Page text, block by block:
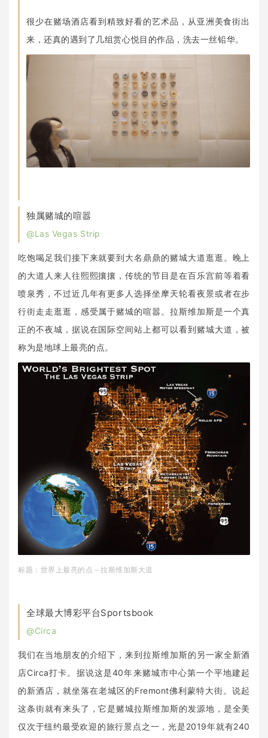
很少在赌场酒店看到精致好看的艺术品，从亚洲美食街出
来，还真的遇到了几组赏心悦目的作品，洗去一丝铅华。
独属赌城的喧嚣
@Las Vegas Strip
吃饱喝足我们接下来就要到大名鼎鼎的赌城大道逛逛。晚上
的大道人来人往熙熙攘攘，传统的节目是在百乐宫前等着看
喷泉秀，不过近几年有更多人选择坐摩天轮看夜景或者在步
行街走走逛逛，感受属于赌城的喧嚣。拉斯维加斯是一个真
正的不夜城，据说在国际空间站上都可以看到赌城大道，被
称为是地球上最亮的点。
标题：世界上最亮的点－拉斯维加斯大道
全球最大博彩平台Sportsbook
@Circa
我们在当地朋友的介绍下，来到拉斯维加斯的另一家全新酒
店Circa打卡。据说这是40年来赌城市中心第一个平地建起
的新酒店，就坐落在老城区的Fremont佛利蒙特大街。说起
这条街就有来头了，它是赌城拉斯维加斯的发源地，是全美
仅次于纽约最受欢迎的旅行景点之一，光是2019年就有240